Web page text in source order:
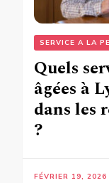
SERVICE A LA
Quels
âgées à
dans les
?
FÉVRIER 19, 2026